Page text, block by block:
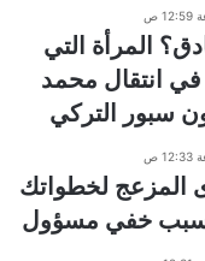
المرأة التي
في انتقال محمد
سبور التركي
المزعج لخطواتك
سبب خفي مسؤول